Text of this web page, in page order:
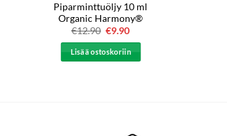
Piparminttuöljy 10 ml
Organic Harmony®
€12.90 Alkuperäinen
oli:
€12.90.
€9.90
on:
€9.90.
Lisää ostoskoriin